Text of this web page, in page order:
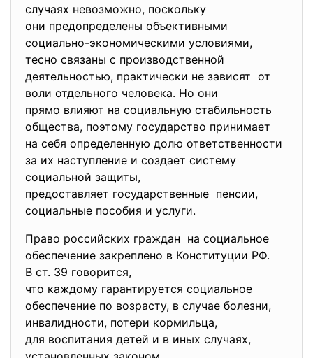
случаях невозможно, поскольку
они предопределены объективными
социально-экономическими условиями,
тесно связаны с производственной
деятельностью, практически не зависят от
воли отдельного человека. Но они
прямо влияют на социальную стабильность
общества, поэтому государство принимает
на себя определенную долю ответственности
за их наступление и создает систему
социальной защиты,
предоставляет государственные пенсии,
социальные пособия и услуги.
Право российских граждан на социальное
обеспечение закреплено в Конституции РФ.
В ст. 39 говорится,
что каждому гарантируется социальное
обеспечение по возрасту, в случае болезни,
инвалидности, потери кормильца,
для воспитания детей и в иных случаях,